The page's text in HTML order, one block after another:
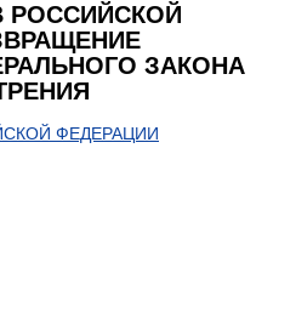
РОССИЙСКОЙ
ЗАКОНА
ФЕДЕРАЦИИ